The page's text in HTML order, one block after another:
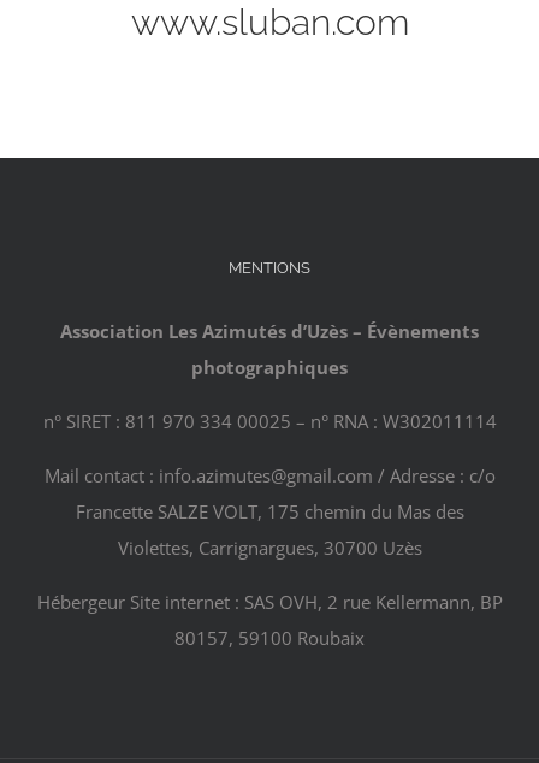
www.sluban.com
MENTIONS
Association Les Azimutés d’Uzès – Évènements
photographiques
n° SIRET : 811 970 334 00025 – n° RNA : W302011114
Mail contact : info.azimutes@gmail.com / Adresse : c/o
Francette SALZE VOLT, 175 chemin du Mas des
Violettes, Carrignargues, 30700 Uzès
Hébergeur Site internet : SAS OVH, 2 rue Kellermann, BP
80157, 59100 Roubaix